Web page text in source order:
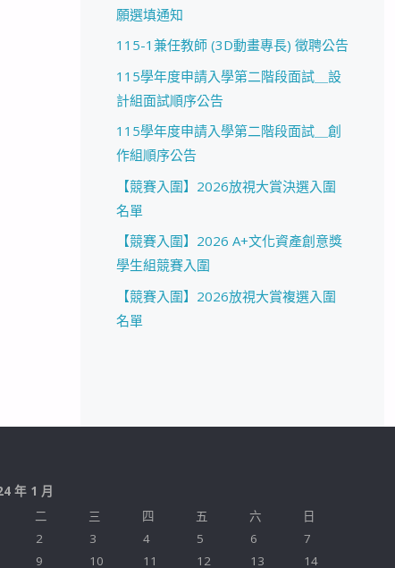
願選填通知
115-1兼任教師 (3D動畫專長) 徵聘公告
115學年度申請入學第二階段面試＿設
計組面試順序公告
115學年度申請入學第二階段面試＿創
作組順序公告
【競賽入圍】2026放視大賞決選入圍
名單
【競賽入圍】2026 A+文化資產創意獎
學生組競賽入圍
【競賽入圍】2026放視大賞複選入圍
名單
年 1 月
二 三 四 五 六
日
2 3 4 5 6
7
9 10 11 12 13 14